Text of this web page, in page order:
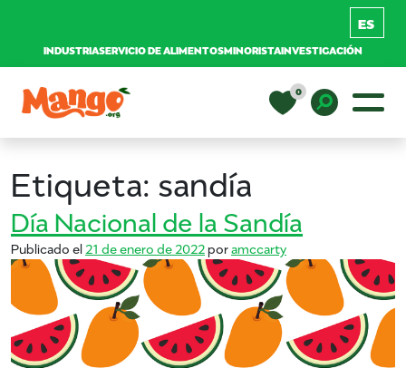
INDUSTRIASERVICIO DE ALIMENTOSMINORISTAINVESTIGACIÓN
Navegación principal
0
RECETAS
NUTRICIÓN
COMPRAR MANGOS
Etiqueta: sandía
Día Nacional de la Sandía
Publicado el 21 de enero de 2022poramccarty